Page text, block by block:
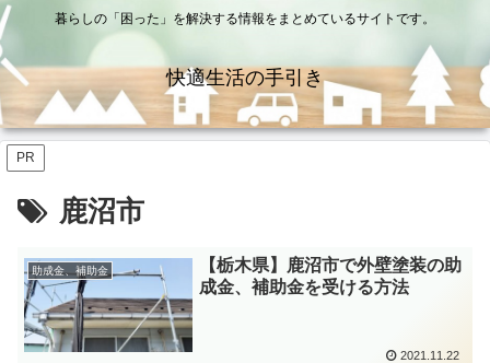
暮らしの「困った」を解決する情報をまとめているサイトです。
快適生活の手引き
PR
鹿沼市
助成金、補助金
【栃木県】鹿沼市で外壁塗装の助
成金、補助金を受ける方法
2021.11.22